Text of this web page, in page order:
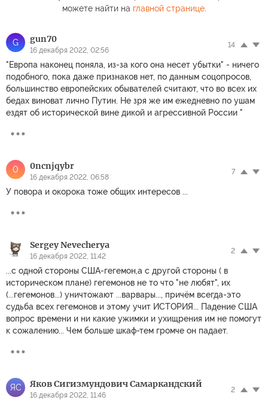
можете найти на главной странице.
G gun70
16 декабря 2022, 02:56
14
"Европа наконец поняла, из-за кого она несет убытки" - ничего
подобного, пока даже признаков нет, по данным соцопросов,
большинство европейских обывателей считают, что во всех их
бедах виноват лично Пyтин. Не зря же им ежедневно по ушам
ездят об исторической вине дикoй и aгpeccивнoй Рoccии "
0 0ncnjqybr
16 декабря 2022, 06:58
7
У повора и окорока тоже общих интересов ...
Sergey Nevecherya
16 декабря 2022, 11:42
2
...с одной стороны США-гегемон,а с другой стороны ( в
историческом плане) гегемонов не то что "не любят", их
(...гегемонов...) уничтожают ...варвары..., причём всегда-это
судьба всех гегемонов и этому учит ИСТОРИЯ... Падение США
вопрос времени и ни какие ужимки и ухищрения им не помогут
к сожалению... Чем больше шкаф-тем громче он падает.
ЯС Яков Сигизмундович Самаркандский
16 декабря 2022, 11:46
2